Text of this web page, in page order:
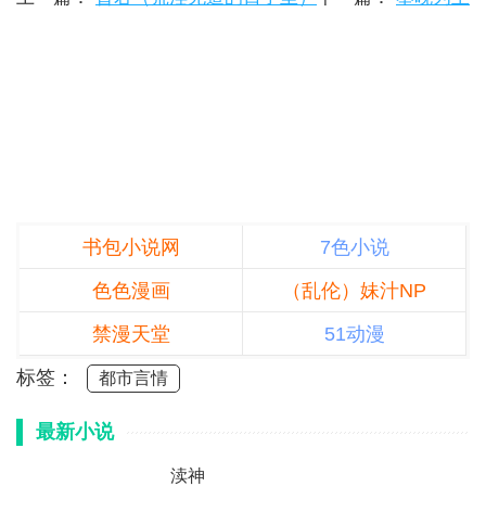
书包小说网
7色小说
色色漫画
（乱伦）妹汁NP
禁漫天堂
51动漫
标签：
都市言情
最新小说
渎神